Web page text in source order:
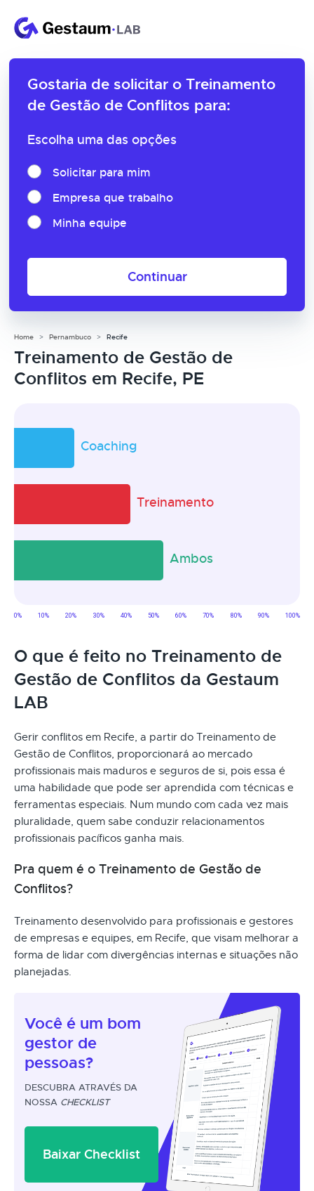
Gostaria de solicitar o Treinamento
de Gestão de Conflitos para:
Escolha uma das opções
Solicitar para mim
Empresa que trabalho
Minha equipe
Continuar
Home Pernambuco Recife
Treinamento de Gestão de
Conflitos em Recife, PE
O que é feito no Treinamento de
Gestão de Conflitos da Gestaum
LAB
Gerir conflitos em Recife, a partir do Treinamento de
Gestão de Conflitos, proporcionará ao mercado
profissionais mais maduros e seguros de si, pois essa é
uma habilidade que pode ser aprendida com técnicas e
ferramentas especiais. Num mundo com cada vez mais
pluralidade, quem sabe conduzir relacionamentos
profissionais pacíficos ganha mais.
Pra quem é o Treinamento de Gestão de
Conflitos?
Treinamento desenvolvido para profissionais e gestores
de empresas e equipes, em Recife, que visam melhorar a
forma de lidar com divergências internas e situações não
planejadas.
Você é um bom
gestor de
pessoas?
DESCUBRA ATRAVÉS DA
NOSSA CHECKLIST
Baixar Checklist